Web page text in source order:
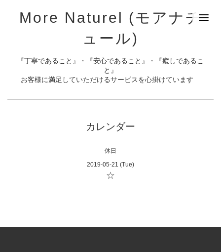
More Naturel (モアナチ
ュール)
『丁寧であること』・『安心であること』・『癒しであるこ
と』
お客様に満足していただけるサービスを心掛けています
カレンダー
休日
2019-05-21 (Tue)
☆